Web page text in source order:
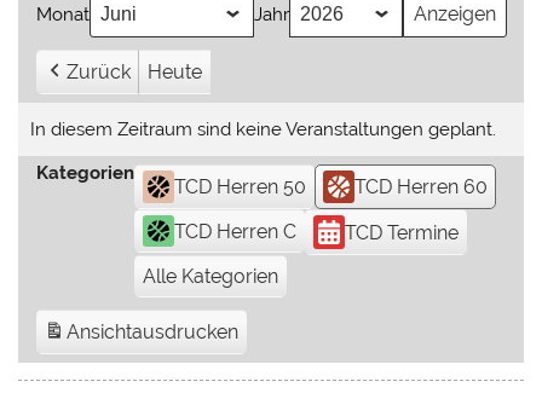
Monat Jahr
Zurück Heute
In diesem Zeitraum sind keine Veranstaltungen geplant.
Kategorien
TCD Herren 50
TCD Herren 60
TCD Herren C
TCD Termine
Alle Kategorien
Ansichtausdrucken